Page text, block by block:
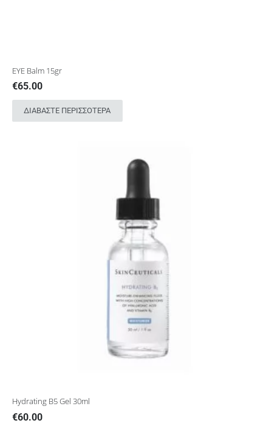
EYE Balm 15gr
€65.00
ΔΙΑΒΆΣΤΕ ΠΕΡΙΣΣΌΤΕΡΑ
Hydrating B5 Gel 30ml
€60.00